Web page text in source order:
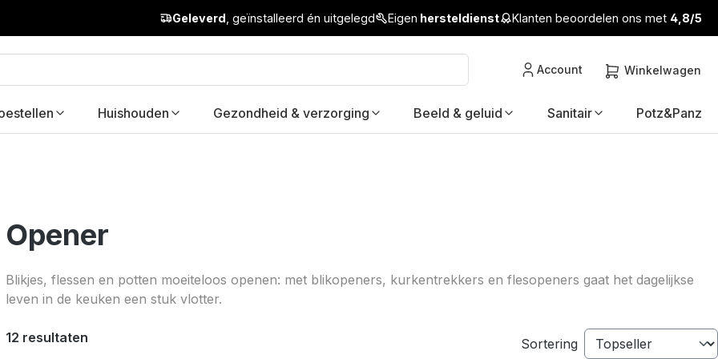
Geleverd , geïnstalleerd én uitgelegd Eigen hersteldienst Klanten beoordelen ons met 4,8/5
Account Winkelwagen
Huishouden Gezondheid & verzorging Beeld & geluid Sanitair Potz&Panz
Opener
Blikjes, flessen en potten moeiteloos openen: met blikopeners, kurkentrekkers en flesopeners gaat het dagelijkse
leven in de keuken een stuk vlotter.
12 resultaten Sortering